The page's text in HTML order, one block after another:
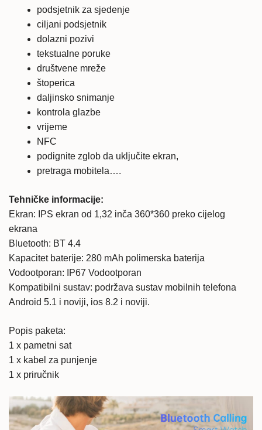
podsjetnik za sjedenje
ciljani podsjetnik
dolazni pozivi
tekstualne poruke
društvene mreže
štoperica
daljinsko snimanje
kontrola glazbe
vrijeme
NFC
podignite zglob da uključite ekran,
pretraga mobitela….
Tehničke informacije:
Ekran: IPS ekran od 1,32 inča 360*360 preko cijelog
ekrana
Bluetooth: BT 4.4
Kapacitet baterije: 280 mAh polimerska baterija
Vodootporan: IP67 Vodootporan
Kompatibilni sustav: podržava sustav mobilnih telefona
Android 5.1 i noviji, ios 8.2 i noviji.
Popis paketa:
1 x pametni sat
1 x kabel za punjenje
1 x priručnik